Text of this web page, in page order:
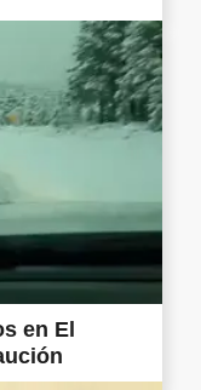
en El